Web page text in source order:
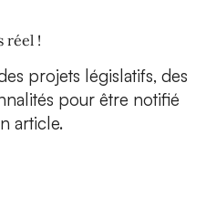
réel !
projets législatifs, des
pour être notifié
article.